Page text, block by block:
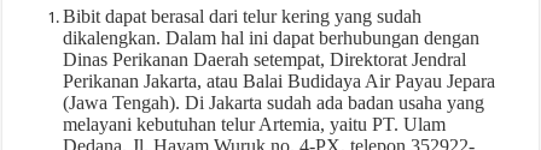
Bibit dapat berasal dari telur kering yang sudah
dikalengkan. Dalam hal ini dapat berhubungan dengan
Dinas Perikanan Daerah setempat, Direktorat Jendral
Perikanan Jakarta, atau Balai Budidaya Air Payau Jepara
(Jawa Tengah). Di Jakarta sudah ada badan usaha yang
melayani kebutuhan telur Artemia, yaitu PT. Ulam
Dedana, Jl. Hayam Wuruk no. 4-PX, telepon 352922-